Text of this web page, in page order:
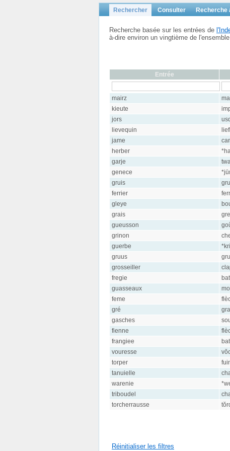
Rechercher Consulter Recherche
Recherche basée sur les entrées de
à-dire environ un vingtième de
Entrée
mairz
kieute
jors
lievequin
jame
herber
garje
genece
gruis
ferrier
gleye
grais
gueusson
grinon
guerbe
gruus
grosseiller
fregie
guasseaux
feme
gré
gasches
fienne
frangiee
vouresse
torper
fuir
tanuielle
warenie
triboudel
torcherrausse
Réinitialiser les filtres